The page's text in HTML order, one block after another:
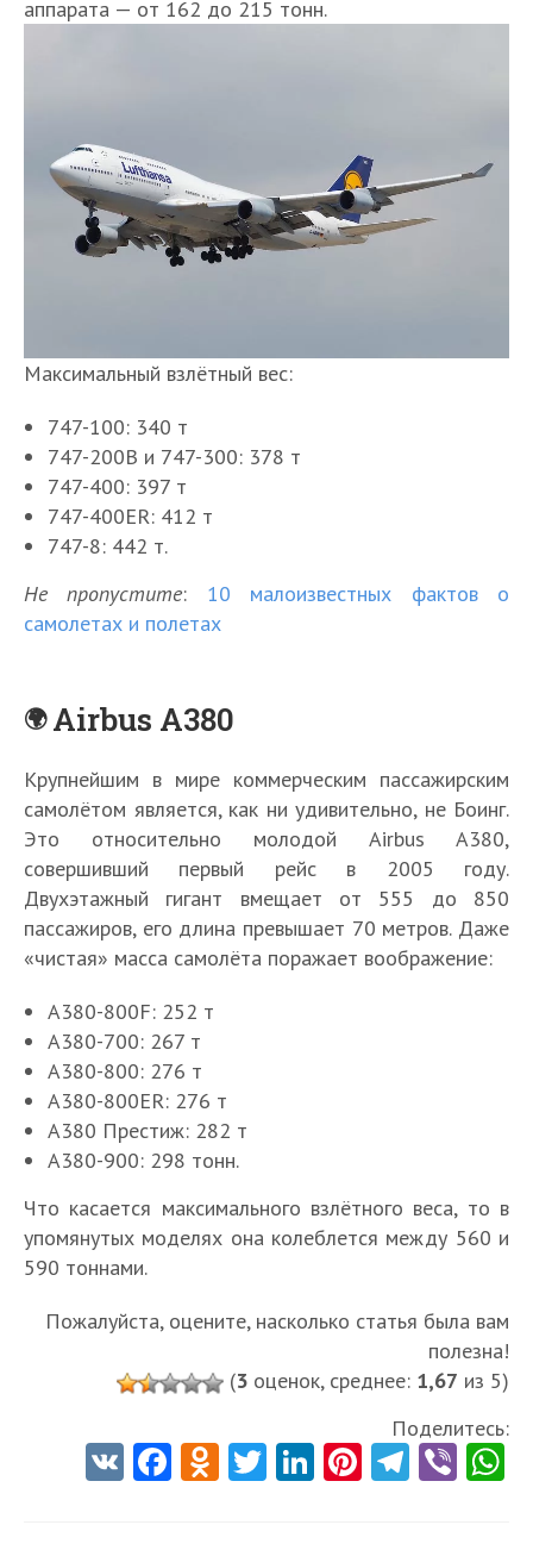
аппарата — от 162 до 215 тонн.
Максимальный взлётный вес:
747-100: 340 т
747-200B и 747-300: 378 т
747-400: 397 т
747-400ER: 412 т
747-8: 442 т.
Не пропустите: 10 малоизвестных фактов о
самолетах и полетах
Airbus A380
Крупнейшим в мире коммерческим пассажирским
самолётом является, как ни удивительно, не Боинг.
Это относительно молодой Airbus A380,
совершивший первый рейс в 2005 году.
Двухэтажный гигант вмещает от 555 до 850
пассажиров, его длина превышает 70 метров. Даже
«чистая» масса самолёта поражает воображение:
A380-800F: 252 т
A380-700: 267 т
A380-800: 276 т
A380-800ER: 276 т
А380 Престиж: 282 т
A380-900: 298 тонн.
Что касается максимального взлётного веса, то в
упомянутых моделях она колеблется между 560 и
590 тоннами.
Пожалуйста, оцените, насколько статья была вам
полезна!
(3 оценок, среднее: 1,67 из 5)
Поделитесь:
V Fa O T Li Pi Te Vi